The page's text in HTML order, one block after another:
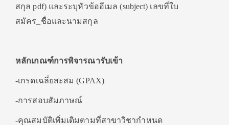
สกุล pdf) และระบุหัวข้ออีเมล (subject) เลขที่ใบ
สมัคร_ชื่อและนามสกุล
หลักเกณฑ์การพิจารณารับเข้า
-เกรดเฉลี่ยสะสม (GPAX)
-การสอบสัมภาษณ์
-คุณสมบัติเพิ่มเติมตามที่สาขาวิชากำหนด